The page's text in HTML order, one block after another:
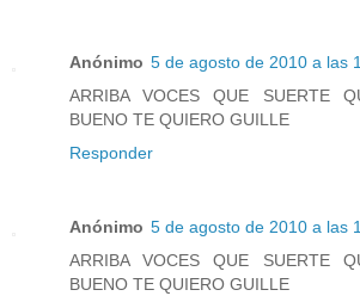
Anónimo 5 de agosto de 2010 a las
ARRIBA VOCES QUE SUERTE
BUENO TE QUIERO GUILLE
Responder
Anónimo 5 de agosto de 2010 a las
ARRIBA VOCES QUE SUERTE
BUENO TE QUIERO GUILLE